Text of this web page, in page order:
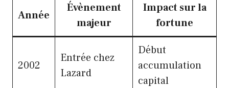
Année
Évènement
majeur
Impact sur la
fortune
2002
Entrée chez
Lazard
Début
accumulation
capital